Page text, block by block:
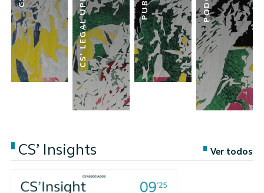
CS’ Insights Ver todos